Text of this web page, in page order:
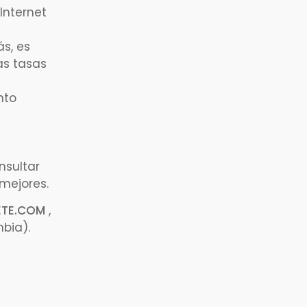
es
tasas
,